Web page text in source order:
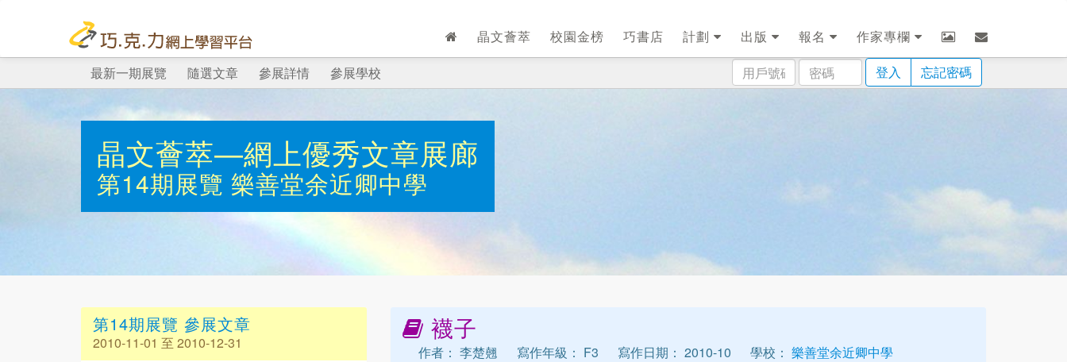
晶文薈萃 校園金榜 巧書店 計劃 出版 報名
作家專欄
用
戶
密
碼
登入 忘記密碼
最新一期展覽 隨選文章 參展詳情 參展學校
晶文薈萃—網上優秀文章展廊
第14期展覽 樂善堂余近卿中學
第14期展覽 參展文章
2010-11-01 至 2010-12-31
襪子
作者： 李楚翹 寫作年級： F3 寫作日期： 2010-10 學校： 樂善堂余近卿中學